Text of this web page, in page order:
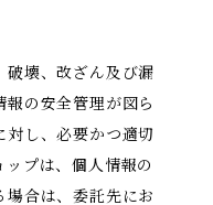
破壊、改ざん及び漏
の安全管理が図ら
し、必要かつ適切
プは、個人情報の
合は、委託先にお